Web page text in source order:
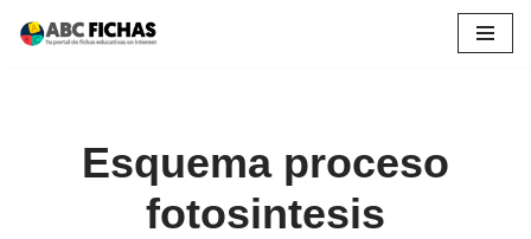
Esquema proceso
fotosintesis